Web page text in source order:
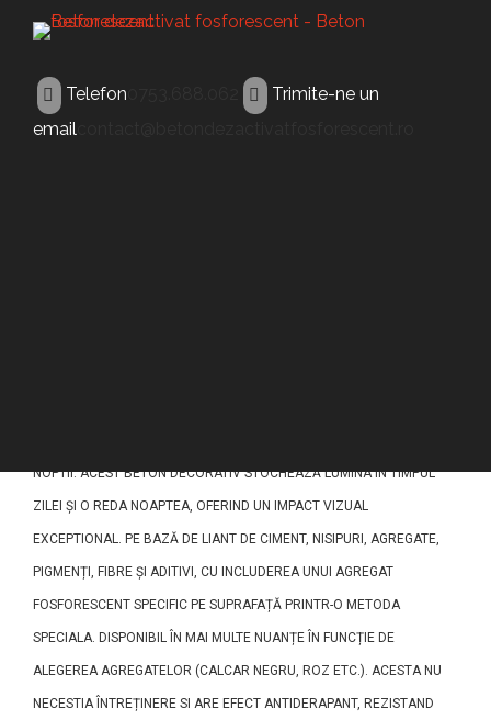
Telefon
Trimite-ne un
email
NOPTII. ACEST BETON DECORATIV STOCHEAZĂ LUMINA ÎN TIMPUL
ZILEI ȘI O REDA NOAPTEA, OFERIND UN IMPACT VIZUAL
EXCEPTIONAL. PE BAZĂ DE LIANT DE CIMENT, NISIPURI, AGREGATE,
PIGMENȚI, FIBRE ȘI ADITIVI, CU INCLUDEREA UNUI AGREGAT
FOSFORESCENT SPECIFIC PE SUPRAFAȚĂ PRINTR-O METODA
SPECIALA. DISPONIBIL ÎN MAI MULTE NUANȚE ÎN FUNCȚIE DE
ALEGEREA AGREGATELOR (CALCAR NEGRU, ROZ ETC.). ACESTA NU
NECESTIA ÎNTREȚINERE SI ARE EFECT ANTIDERAPANT, REZISTAND